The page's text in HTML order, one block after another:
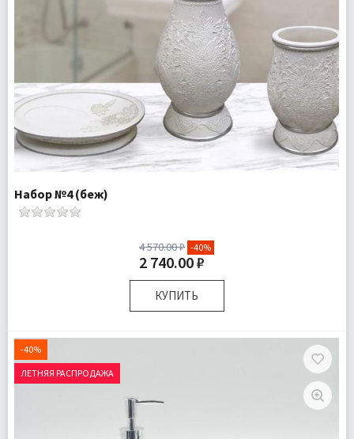
Набор №4 (беж)
4 570.00 ₽ -40%
2 740.00 ₽
КУПИТЬ
Стаканчик для зубных щеток 1 шт
Мыльница для твердого мыла 1 шт
Доставка:
Подробнее
-40%
ЛЕТНЯЯ РАСПРОДАЖА